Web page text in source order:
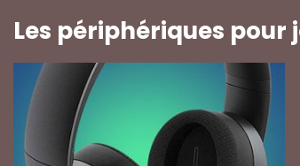
Les périphériques pour